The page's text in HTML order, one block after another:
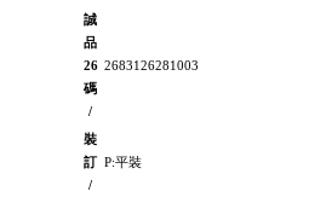
誠
品
26
碼
/
2683126281003
裝
訂
/
P:平裝